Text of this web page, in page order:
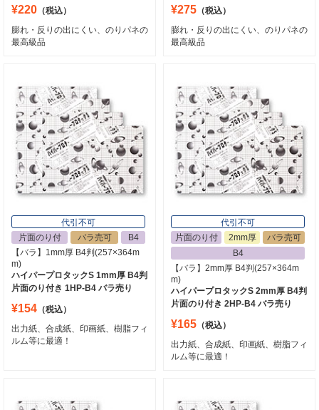
¥220 （税込）
膨れ・反りの出にくい、のりパネの
最高級品
¥275 （税込）
膨れ・反りの出にくい、のりパネの
最高級品
代引不可
片面のり付
バラ売可
B4
【バラ】1mm厚 B4判(257×364m
m)
ハイパープロタックS 1mm厚 B4判
片面のり付き 1HP-B4 バラ売り
¥154 （税込）
出力紙、合成紙、印画紙、樹脂フィ
ルム等に最適！
代引不可
片面のり付
2mm厚
バラ売可
B4
【バラ】2mm厚 B4判(257×364m
m)
ハイパープロタックS 2mm厚 B4判
片面のり付き 2HP-B4 バラ売り
¥165 （税込）
出力紙、合成紙、印画紙、樹脂フィ
ルム等に最適！